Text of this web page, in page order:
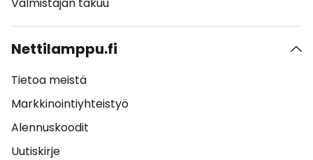
Nettilamppu.fi
Tietoa meistä
Markkinointiyhteistyö
Alennuskoodit
Uutiskirje